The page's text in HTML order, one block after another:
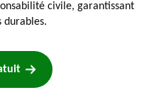
civile, garantissant
durables.